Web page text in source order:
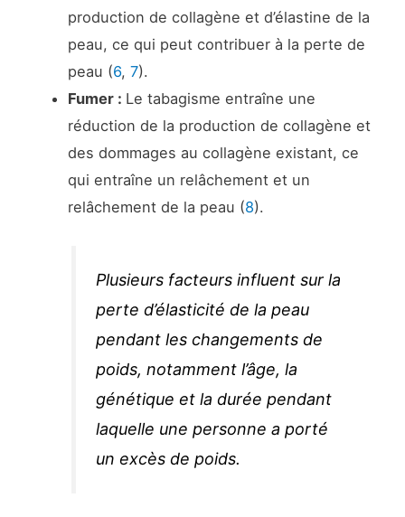
production de collagène et d’élastine de la
peau, ce qui peut contribuer à la perte de
peau (6, 7).
Fumer : Le tabagisme entraîne une
réduction de la production de collagène et
des dommages au collagène existant, ce
qui entraîne un relâchement et un
relâchement de la peau (8).
Plusieurs facteurs influent sur la
perte d’élasticité de la peau
pendant les changements de
poids, notamment l’âge, la
génétique et la durée pendant
laquelle une personne a porté
un excès de poids.